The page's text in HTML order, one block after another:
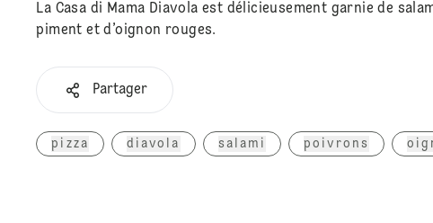
La Casa di Mama Diavola est délicieusement garnie de
piment et d’oignon rouges.
Partager
pizza diavola salami poivrons